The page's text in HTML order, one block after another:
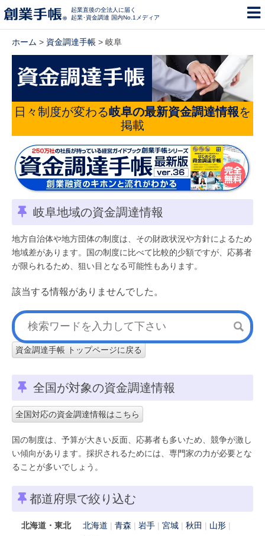
起業直後の全法人に届く
起業･資金調達 国内No.1メディア
ホーム > 資金調達手帳 > 岐阜
日々制度が変わる岐阜の最新資金調達情報を
掲載
岐阜地域の資金調達情報
地方自治体や地方団体の制度は、その財政状況や方針によるため
地域差があります。国の制度に比べて比較的少額ですが、応募者
が限られるため、狙い目となる可能性もあります。
該当する情報がありませんでした。
資金調達手帳 トップページに戻る
全国が対象の資金調達情報
全国対応の資金調達情報はこちら
国の制度は、予算が大きい反面、応募者も多いため、競争が激し
い傾向があります。採択されるためには、専門家の力が必要とな
ることが多いでしょう。
都道府県で絞り込む
北海道・東北 北海道 青森 岩手 宮城 秋田
山形